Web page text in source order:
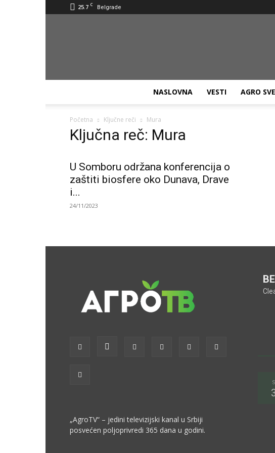
25.7 C Belgrade
NASLOVNA VESTI AGRO
Početna Ključne reči Mura
Ključna reč: Mura
U Somboru održana konferencija o
zaštiti biosfere oko Dunava, Drave
i...
24/11/2023
„AgroTV“ – jedini televizijski kanal u Srbiji
posvećen poljoprivredi 365 dana u godini.